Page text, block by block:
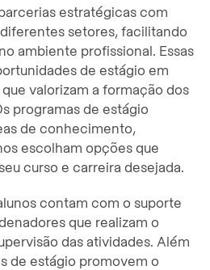
estratégicas com
setores, facilitando
ambiente profissional. Essas
de estágio em
valorizam a formação dos
programas de estágio
de conhecimento,
escolham opções que
curso e carreira desejada.
contam com o suporte
que realizam o
das atividades. Além
de estágio promovem o